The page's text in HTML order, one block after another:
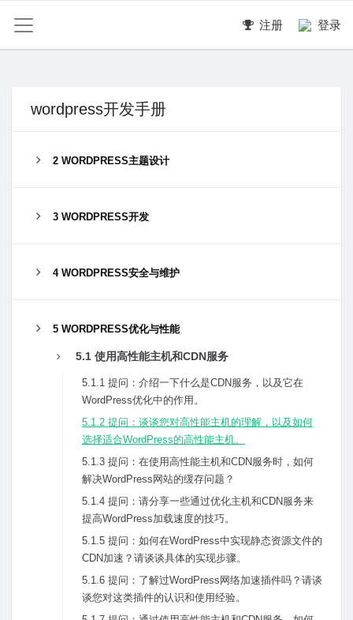
注册 登录
wordpress开发手册
2 WORDPRESS主题设计
3 WORDPRESS开发
4 WORDPRESS安全与维护
5 WORDPRESS优化与性能
5.1 使⽤⾼性能主机和CDN服务
5.1.1 提问：介绍⼀下什么是CDN服务，以及它在
WordPress优化中的作⽤。
5.1.2 提问：谈谈您对⾼性能主机的理解，以及如何
选择适合WordPress的⾼性能主机。
5.1.3 提问：在使⽤⾼性能主机和CDN服务时，如何
解决WordPress⽹站的缓存问题？
5.1.4 提问：请分享⼀些通过优化主机和CDN服务来
提⾼WordPress加载速度的技巧。
5.1.5 提问：如何在WordPress中实现静态资源⽂件的
CDN加速？请谈谈具体的实现步骤。
5.1.6 提问：了解过WordPress⽹络加速插件吗？请谈
谈您对这类插件的认识和使⽤经验。